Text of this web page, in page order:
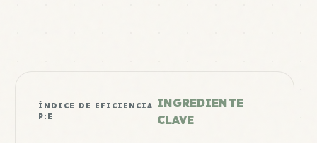
ÍNDICE DE EFICIENCIA
P:E
INGREDIENTE
CLAVE